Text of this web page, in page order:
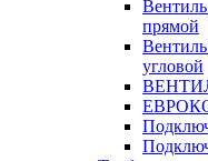
прямой
угловой